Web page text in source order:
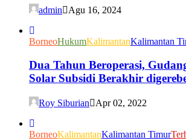
admin Agu 16, 2024
BorneoHukumKalimantanKalimantan
Dua Tahun Beroperasi,
Solar Subsidi Berakhir
Roy Siburian Apr 02, 2022
BorneoKalimantanKalimantan Timur